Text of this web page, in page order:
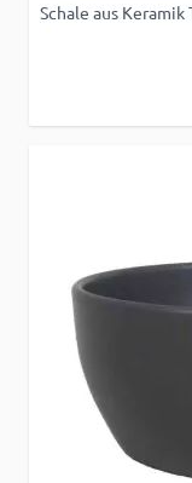
Schale aus Keramik